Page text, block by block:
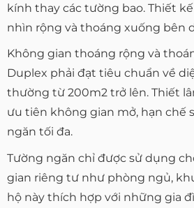
kính thay các tường bao. Thiết
nhìn rộng và thoáng xuống bên
Không gian thoáng rộng và
Duplex phải đạt tiêu chuẩn về
thường từ 200m2 trở lên. Thiết
ưu tiên không gian mở, hạn chế
ngăn tối đa.
Tường ngăn chỉ được sử dụng
gian riêng tư như phòng ngủ,
hộ này thích hợp với những gia